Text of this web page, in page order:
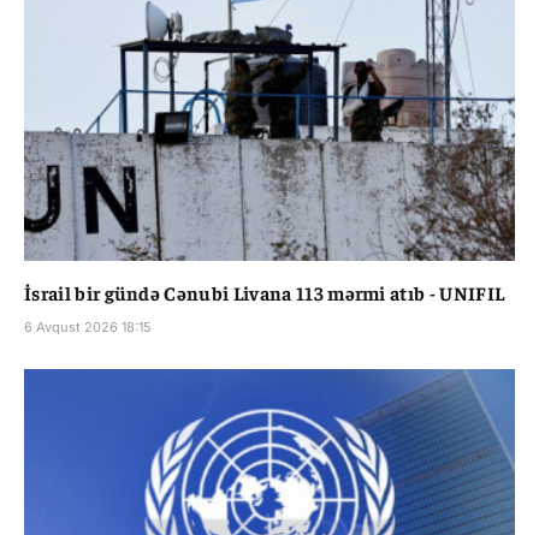
İsrail bir gündə Cənubi Livana 113 mərmi atıb - UNIFIL
6 Avqust 2026 18:15